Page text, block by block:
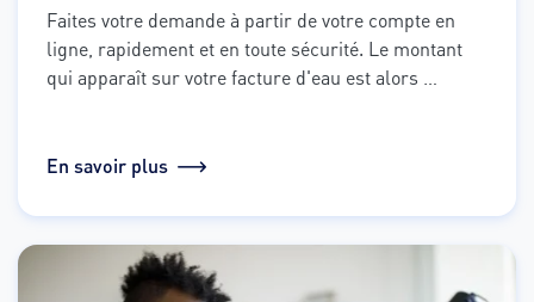
Faites votre demande à partir de votre compte en
ligne, rapidement et en toute sécurité. Le montant
qui apparaît sur votre facture d'eau est alors
votre facture.
En savoir plus